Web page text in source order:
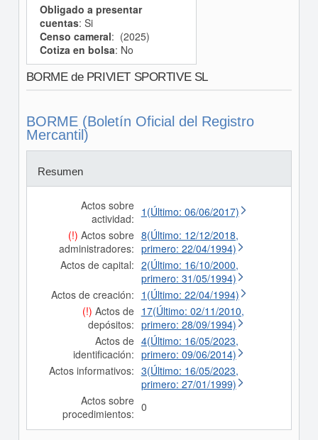
Obligado a presentar
cuentas: Si
Censo cameral: (2025)
Cotiza en bolsa: No
BORME de PRIVIET SPORTIVE SL
BORME (Boletín Oficial del Registro
Mercantil)
Resumen
Actos sobre
actividad: 1(Último: 06/06/2017)
(!) Actos sobre
administradores:
8(Último: 12/12/2018,
primero: 22/04/1994)
Actos de capital: 2(Último: 16/10/2000,
primero: 31/05/1994)
Actos de creación: 1(Último: 22/04/1994)
(!) Actos de
depósitos:
17(Último: 02/11/2010,
primero: 28/09/1994)
Actos de
identificación:
4(Último: 16/05/2023,
primero: 09/06/2014)
Actos informativos: 3(Último: 16/05/2023,
primero: 27/01/1999)
Actos sobre
procedimientos: 0